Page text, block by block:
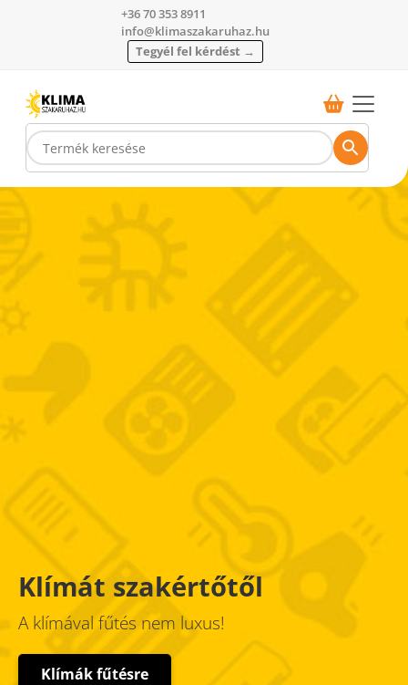
+36 70 353 8911
info@klimaszakaruhaz.hu
Tegyél fel kérdést →
Klímát szakértőtől
A klímával fűtés nem luxus!
Klímák fűtésre